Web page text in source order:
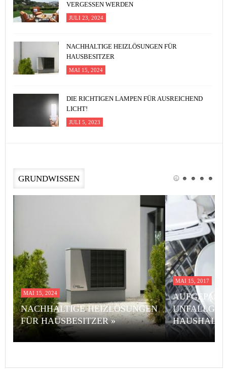
VERGESSEN WERDEN
JULI 23, 2024
NACHHALTIGE HEIZLÖSUNGEN FÜR
HAUSBESITZER
MAI 15, 2024
DIE RICHTIGEN LAMPEN FÜR AUSREICHEND
LICHT!
JULI 5, 2023
GRUNDWISSEN
MAI 15, 2024
NACHHALTIGE HEIZLÖSUNGEN
FÜR HAUSBESITZER »
MAI 15, 2017
HAUSHALT